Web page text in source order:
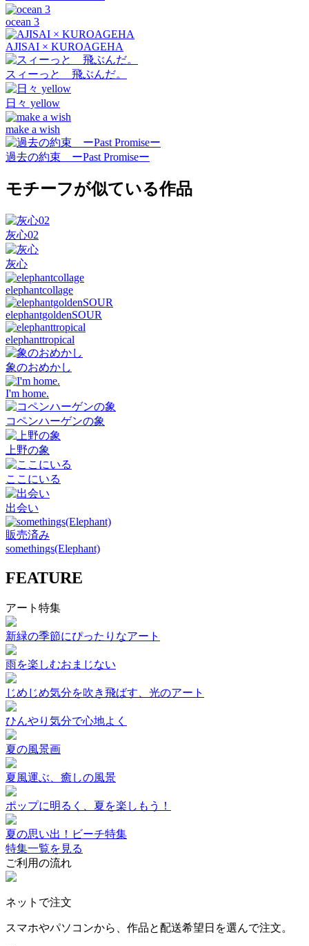
ocean 3
AJISAI × KUROAGEHA
スィーっと 飛ぶんだ。
日々 yellow
make a wish
過去の約束 ーPast Promiseー
モチーフが似ている作品
灰心02
灰心
elephantcollage
elephantgoldenSOUR
elephanttropical
象のおめかし
I'm home.
コペンハーゲンの象
上野の象
ここにいる
出会い
販売済み
somethings(Elephant)
FEATURE
アート特集
新緑の季節にぴったりなアート
雨を楽しむおまじない
じめじめ気分を吹き飛ばす、光のアート
ひんやり気分で心地よく
夏の風景画
夏風運ぶ、癒しの風景
ポップに明るく、夏を楽しもう！
夏の思い出！ビーチ特集
特集一覧を見る
ご利用の流れ
ネットで注文
スマホやパソコンから、作品と配送希望日を選んで注文。